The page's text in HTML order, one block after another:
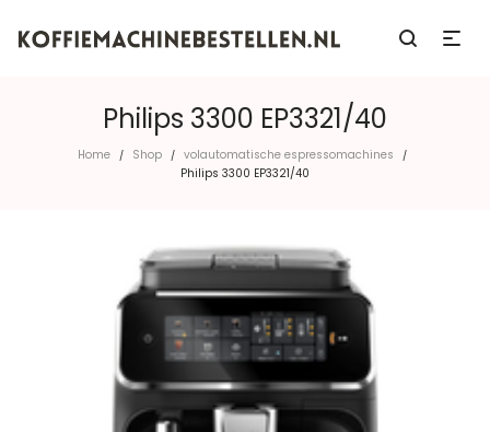
Philips 3300 EP3321/40
Home / Shop / volautomatische espressomachines /
Philips 3300 EP3321/40